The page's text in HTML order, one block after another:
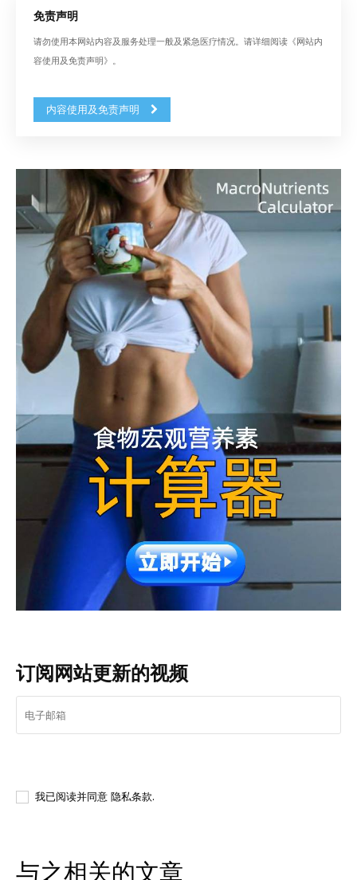
免责声明
请勿使用本网站内容及服务处理一般及紧急医疗情况。请详细阅读《网站内
容使用及免责声明》。
内容使用及免责声明
订阅网站更新的视频
我已阅读并同意 隐私条款.
与之相关的文章